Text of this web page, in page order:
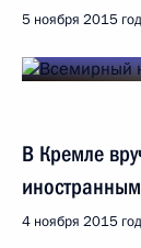
5 ноября 2015
В Кремле
4 ноября 2015